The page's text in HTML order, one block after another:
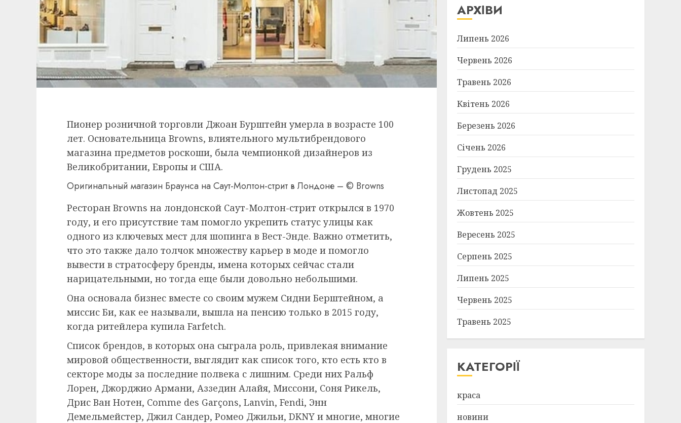
​Пионер розничной торговли Джоан Бурштейн умерла в возрасте 100
лет. Основательница Browns, влиятельного мультибрендового
магазина предметов роскоши, была чемпионкой дизайнеров из
Великобритании, Европы и США.
Оригинальный магазин Браунса на Саут-Молтон-стрит в Лондоне – © Browns
Ресторан Browns на лондонской Саут-Молтон-стрит открылся в 1970
году, и его присутствие там помогло укрепить статус улицы как
одного из ключевых мест для шопинга в Вест-Энде. Важно отметить,
что это также дало толчок множеству карьер в моде и помогло
вывести в стратосферу бренды, имена которых сейчас стали
нарицательными, но тогда еще были довольно небольшими.
Она основала бизнес вместе со своим мужем Сидни Берштейном, а
миссис Би, как ее называли, вышла на пенсию только в 2015 году,
когда ритейлера купила Farfetch.
Список брендов, в которых она сыграла роль, привлекая внимание
мировой общественности, выглядит как список того, кто есть кто в
секторе моды за последние полвека с лишним. Среди них Ральф
Лорен, Джорджио Армани, Аззедин Алайя, Миссони, Соня Рикель,
Дрис Ван Нотен, Comme des Garçons, Lanvin, Fendi, Энн
Демельмейстер, Джил Сандер, Ромео Джильи, DKNY и многие, многие
АРХІВИ
Липень 2026
Червень 2026
Травень 2026
Квітень 2026
Березень 2026
Січень 2026
Грудень 2025
Листопад 2025
Жовтень 2025
Вересень 2025
Серпень 2025
Липень 2025
Червень 2025
Травень 2025
КАТЕГОРІЇ
краса
новини